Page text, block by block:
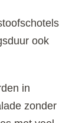
ook
in
zonder